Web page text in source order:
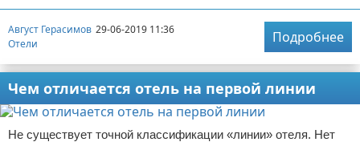
Август Герасимов 29-06-2019 11:36
Отели
Подробнее
Чем отличается отель на первой линии
Не существует точной классификации «линии» отеля. Нет